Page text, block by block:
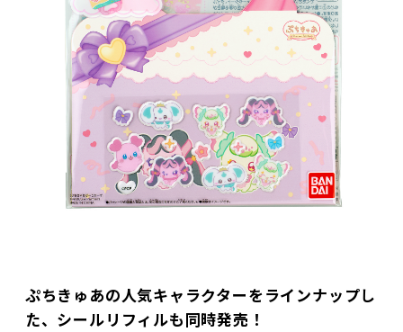
ぷちきゅあの人気キャラクターをラインナップし
た、シールリフィルも同時発売！